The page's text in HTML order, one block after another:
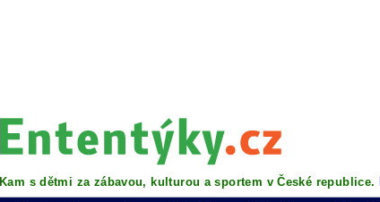
Kam s dětmi za zábavou, kulturou a sportem v České republice.